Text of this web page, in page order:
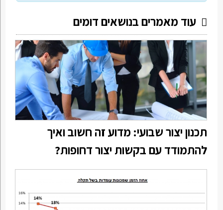
עוד מאמרים בנושאים דומים
תכנון יצור שבועי: מדוע זה חשוב ואיך
להתמודד עם בקשות יצור דחופות?